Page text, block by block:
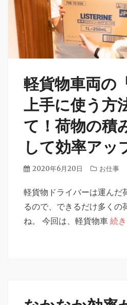
軽貨物車両の
上手に使う方
て！荷物の積
して効率アッ
投
日
2020年6月20日
カ
ゴ
リ
ー
お仕事
軽貨物ドライバーは運んだ
るので、できるだけ多くの
ね。 今回は、軽貨物車 続